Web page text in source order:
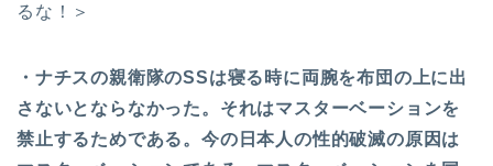
るな！＞
・ナチスの親衛隊のSSは寝る時に両腕を布団の上に出
さないとならなかった。それはマスターベーションを
禁止するためである。今の日本人の性的破滅の原因は